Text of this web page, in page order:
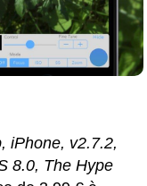
iPhone, v2.7.2,
8.0, The Hype